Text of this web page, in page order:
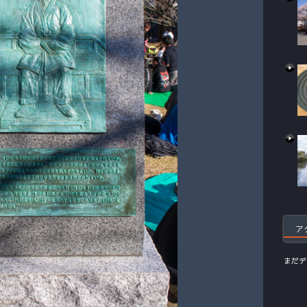
ア
まだ